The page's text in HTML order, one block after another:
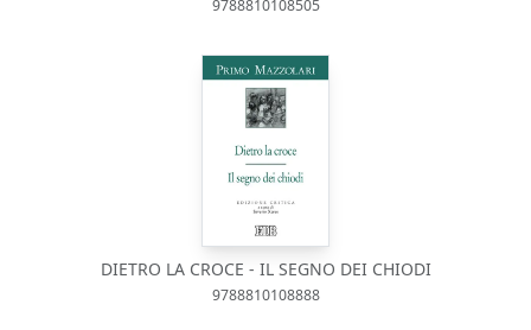
9788810108505
DIETRO LA CROCE - IL SEGNO DEI CHIODI
9788810108888